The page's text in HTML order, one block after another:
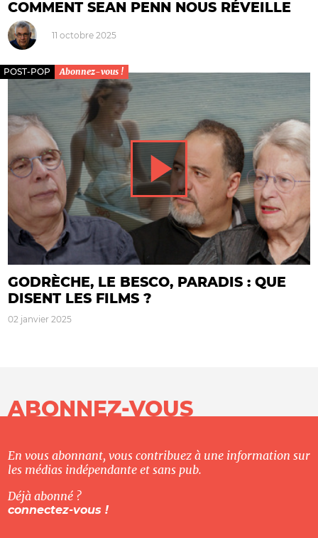
COMMENT SEAN PENN NOUS RÉVEILLE
11 octobre 2025
POST-POP Abonnez-vous !
GODRÈCHE, LE BESCO, PARADIS : QUE
DISENT LES FILMS ?
02 janvier 2025
ABONNEZ-VOUS
En vous abonnant, vous contribuez à une information sur
les médias indépendante et sans pub.
Déjà abonné ?
connectez-vous !